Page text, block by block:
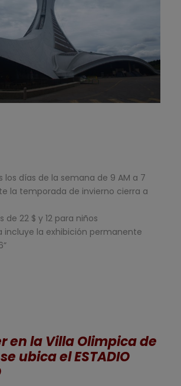
los días de la semana de 9 AM a 7
la temporada de invierno cierra a
de 22 $ y 12 para niños
incluye la exhibición permanente
en la Villa Olimpica de
ubica el ESTADIO